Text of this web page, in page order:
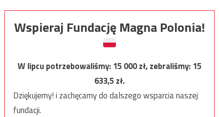
Wspieraj Fundację Magna Polonia!
W lipcu potrzebowaliśmy:15 000zł, zebraliśmy:15
633,5zł.
Dziękujemy! i zachęcamy do dalszego wsparcia naszej
fundacji.